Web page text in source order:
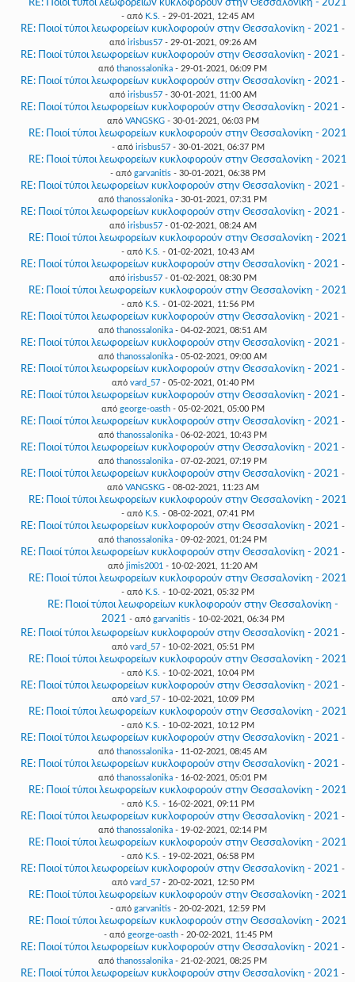
RE: Ποιοί τύποι λεωφορείων κυκλοφορούν στην Θεσσαλονίκη - 2021
- από K.S. - 29-01-2021, 12:45 AM
RE: Ποιοί τύποι λεωφορείων κυκλοφορούν στην Θεσσαλονίκη - 2021 -
από irisbus57- 29-01-2021, 09:26 AM
RE: Ποιοί τύποι λεωφορείων κυκλοφορούν στην Θεσσαλονίκη - 2021 -
από thanossalonika - 29-01-2021, 06:09 PM
RE: Ποιοί τύποι λεωφορείων κυκλοφορούν στην Θεσσαλονίκη - 2021 -
από irisbus57- 30-01-2021, 11:00 AM
RE: Ποιοί τύποι λεωφορείων κυκλοφορούν στην Θεσσαλονίκη - 2021 -
από VANGSKG- 30-01-2021, 06:03 PM
RE: Ποιοί τύποι λεωφορείων κυκλοφορούν στην Θεσσαλονίκη - 2021
- από irisbus57- 30-01-2021, 06:37 PM
RE: Ποιοί τύποι λεωφορείων κυκλοφορούν στην Θεσσαλονίκη - 2021
- από garvanitis - 30-01-2021, 06:38 PM
RE: Ποιοί τύποι λεωφορείων κυκλοφορούν στην Θεσσαλονίκη - 2021 -
από thanossalonika - 30-01-2021, 07:31 PM
RE: Ποιοί τύποι λεωφορείων κυκλοφορούν στην Θεσσαλονίκη - 2021 -
από irisbus57- 01-02-2021, 08:24 AM
RE: Ποιοί τύποι λεωφορείων κυκλοφορούν στην Θεσσαλονίκη - 2021
- από K.S. - 01-02-2021, 10:43 AM
RE: Ποιοί τύποι λεωφορείων κυκλοφορούν στην Θεσσαλονίκη - 2021 -
από irisbus57- 01-02-2021, 08:30 PM
RE: Ποιοί τύποι λεωφορείων κυκλοφορούν στην Θεσσαλονίκη - 2021
- από K.S. - 01-02-2021, 11:56 PM
RE: Ποιοί τύποι λεωφορείων κυκλοφορούν στην Θεσσαλονίκη - 2021 -
από thanossalonika - 04-02-2021, 08:51 AM
RE: Ποιοί τύποι λεωφορείων κυκλοφορούν στην Θεσσαλονίκη - 2021 -
από thanossalonika - 05-02-2021, 09:00 AM
RE: Ποιοί τύποι λεωφορείων κυκλοφορούν στην Θεσσαλονίκη - 2021 -
από vard_57- 05-02-2021, 01:40 PM
RE: Ποιοί τύποι λεωφορείων κυκλοφορούν στην Θεσσαλονίκη - 2021 -
από george-oasth- 05-02-2021, 05:00 PM
RE: Ποιοί τύποι λεωφορείων κυκλοφορούν στην Θεσσαλονίκη - 2021 -
από thanossalonika - 06-02-2021, 10:43 PM
RE: Ποιοί τύποι λεωφορείων κυκλοφορούν στην Θεσσαλονίκη - 2021 -
από thanossalonika - 07-02-2021, 07:19 PM
RE: Ποιοί τύποι λεωφορείων κυκλοφορούν στην Θεσσαλονίκη - 2021 -
από VANGSKG- 08-02-2021, 11:23 AM
RE: Ποιοί τύποι λεωφορείων κυκλοφορούν στην Θεσσαλονίκη - 2021
- από K.S. - 08-02-2021, 07:41 PM
RE: Ποιοί τύποι λεωφορείων κυκλοφορούν στην Θεσσαλονίκη - 2021 -
από thanossalonika - 09-02-2021, 01:24 PM
RE: Ποιοί τύποι λεωφορείων κυκλοφορούν στην Θεσσαλονίκη - 2021 -
από jimis2001 - 10-02-2021, 11:20 AM
RE: Ποιοί τύποι λεωφορείων κυκλοφορούν στην Θεσσαλονίκη - 2021
- από K.S. - 10-02-2021, 05:32 PM
RE: Ποιοί τύποι λεωφορείων κυκλοφορούν στην Θεσσαλονίκη -
2021 - από garvanitis - 10-02-2021, 06:34 PM
RE: Ποιοί τύποι λεωφορείων κυκλοφορούν στην Θεσσαλονίκη - 2021 -
από vard_57- 10-02-2021, 05:51 PM
RE: Ποιοί τύποι λεωφορείων κυκλοφορούν στην Θεσσαλονίκη - 2021
- από K.S. - 10-02-2021, 10:04 PM
RE: Ποιοί τύποι λεωφορείων κυκλοφορούν στην Θεσσαλονίκη - 2021 -
από vard_57- 10-02-2021, 10:09 PM
RE: Ποιοί τύποι λεωφορείων κυκλοφορούν στην Θεσσαλονίκη - 2021
- από K.S. - 10-02-2021, 10:12 PM
RE: Ποιοί τύποι λεωφορείων κυκλοφορούν στην Θεσσαλονίκη - 2021 -
από thanossalonika - 11-02-2021, 08:45 AM
RE: Ποιοί τύποι λεωφορείων κυκλοφορούν στην Θεσσαλονίκη - 2021 -
από thanossalonika - 16-02-2021, 05:01 PM
RE: Ποιοί τύποι λεωφορείων κυκλοφορούν στην Θεσσαλονίκη - 2021
- από K.S. - 16-02-2021, 09:11 PM
RE: Ποιοί τύποι λεωφορείων κυκλοφορούν στην Θεσσαλονίκη - 2021 -
από thanossalonika - 19-02-2021, 02:14 PM
RE: Ποιοί τύποι λεωφορείων κυκλοφορούν στην Θεσσαλονίκη - 2021
- από K.S. - 19-02-2021, 06:58 PM
RE: Ποιοί τύποι λεωφορείων κυκλοφορούν στην Θεσσαλονίκη - 2021 -
από vard_57- 20-02-2021, 12:50 PM
RE: Ποιοί τύποι λεωφορείων κυκλοφορούν στην Θεσσαλονίκη - 2021
- από garvanitis - 20-02-2021, 12:59 PM
RE: Ποιοί τύποι λεωφορείων κυκλοφορούν στην Θεσσαλονίκη - 2021
- από george-oasth- 20-02-2021, 11:45 PM
RE: Ποιοί τύποι λεωφορείων κυκλοφορούν στην Θεσσαλονίκη - 2021 -
από thanossalonika - 21-02-2021, 08:25 PM
RE: Ποιοί τύποι λεωφορείων κυκλοφορούν στην Θεσσαλονίκη - 2021 -